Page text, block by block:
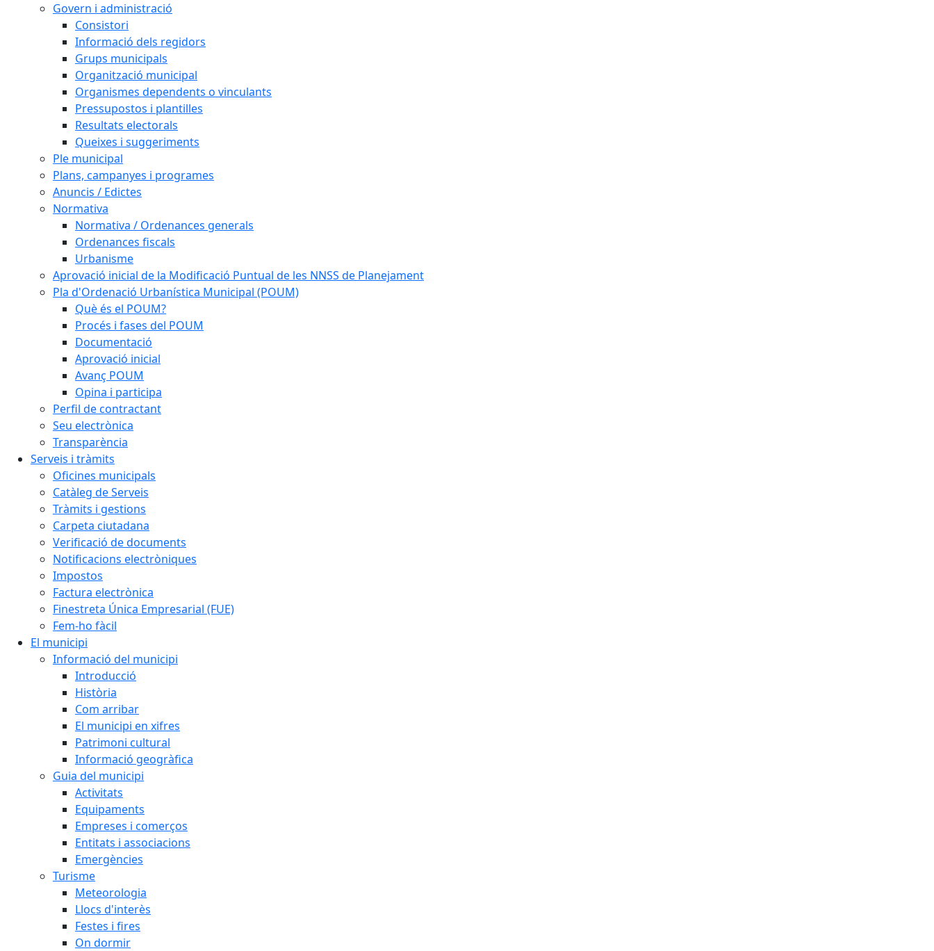
Govern i administració
Consistori
Informació dels regidors
Grups municipals
Organització municipal
Organismes dependents o vinculants
Pressupostos i plantilles
Resultats electorals
Queixes i suggeriments
Ple municipal
Plans, campanyes i programes
Anuncis / Edictes
Normativa
Normativa / Ordenances generals
Ordenances fiscals
Urbanisme
Aprovació inicial de la Modificació Puntual de les NNSS de Planejament
Pla d'Ordenació Urbanística Municipal (POUM)
Què és el POUM?
Procés i fases del POUM
Documentació
Aprovació inicial
Avanç POUM
Opina i participa
Perfil de contractant
Seu electrònica
Transparència
Serveis i tràmits
Oficines municipals
Catàleg de Serveis
Tràmits i gestions
Carpeta ciutadana
Verificació de documents
Notificacions electròniques
Impostos
Factura electrònica
Finestreta Única Empresarial (FUE)
Fem-ho fàcil
El municipi
Informació del municipi
Introducció
Història
Com arribar
El municipi en xifres
Patrimoni cultural
Informació geogràfica
Guia del municipi
Activitats
Equipaments
Empreses i comerços
Entitats i associacions
Emergències
Turisme
Meteorologia
Llocs d'interès
Festes i fires
On dormir